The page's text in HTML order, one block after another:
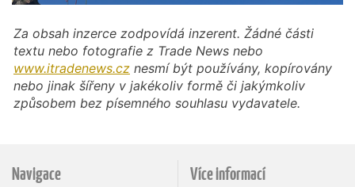
Za obsah inzerce zodpovídá inzerent. Žádné části
textu nebo fotografie z Trade News nebo
www.itradenews.cz nesmí být používány, kopírovány
nebo jinak šířeny v jakékoliv formě či jakýmkoliv
způsobem bez písemného souhlasu vydavatele.
Navigace Více informací